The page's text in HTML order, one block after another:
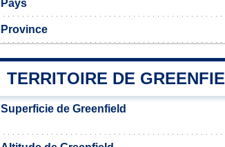
Pays
Province
TERRITOIRE DE
Superficie de Greenfield